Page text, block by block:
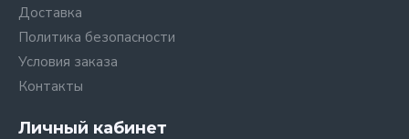
Доставка
Политика безопасности
Условия заказа
Контакты
Личный кабинет